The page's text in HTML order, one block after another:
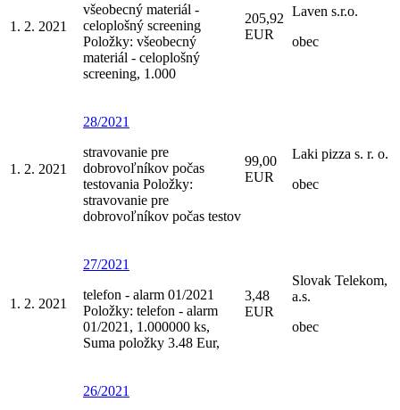
1. 2. 2021
všeobecný materiál -
celoplošný screening
Položky: všeobecný
materiál - celoplošný
screening, 1.000
205,92
EUR
Laven s.r.o.
obec
1. 2. 2021
28/2021
stravovanie pre
dobrovoľníkov počas
testovania Položky:
stravovanie pre
dobrovoľníkov počas testov
99,00
EUR
Laki pizza s. r. o.
obec
1. 2. 2021
27/2021
telefon - alarm 01/2021
Položky: telefon - alarm
01/2021, 1.000000 ks,
Suma položky 3.48 Eur,
3,48
EUR
Slovak Telekom,
a.s.
obec
26/2021